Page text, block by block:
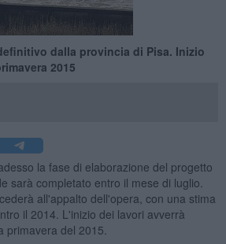
dalla provincia di Pisa. Inizio
2015
la fase di elaborazione del progetto
sarà completato entro il mese di luglio.
all'appalto dell'opera, con una stima
il 2014. L'inizio dei lavori avverrà
primavera del 2015.